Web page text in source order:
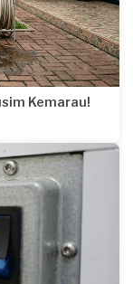
Kemarau!